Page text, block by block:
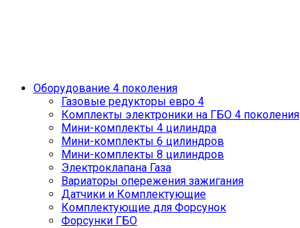
Оборудование 4 поколения
Газовые редукторы евро 4
Комплекты электроники на ГБО 4 поколения
Мини-комплекты 4 цилиндра
Мини-комплекты 6 цилиндров
Мини-комплекты 8 цилиндров
Электроклапана Газа
Вариаторы опережения зажигания
Датчики и Комплектующие
Комплектующие для Форсунок
Форсунки ГБО